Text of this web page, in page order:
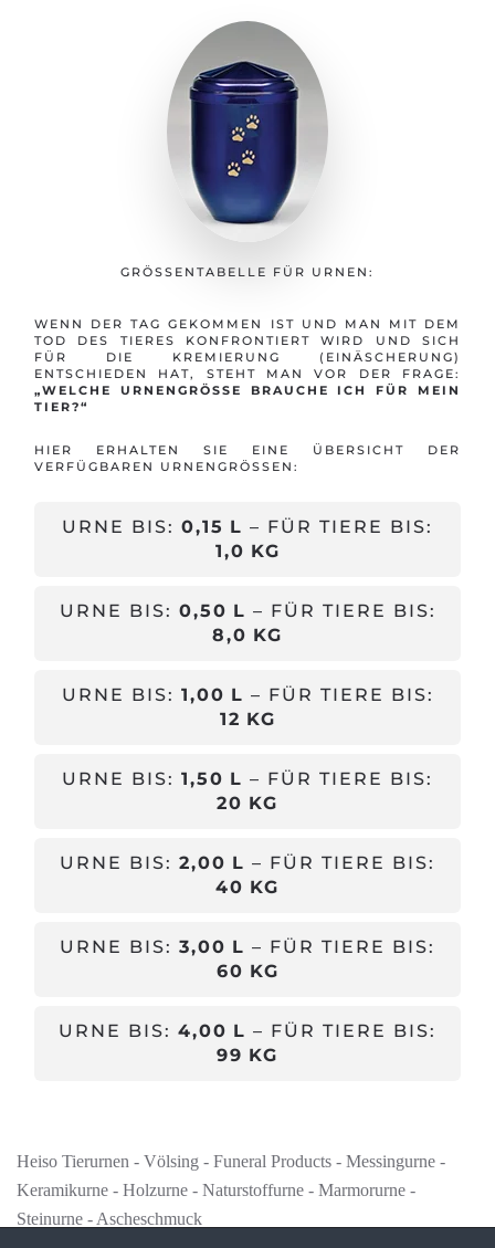
GRÖSSENTABELLE FÜR URNEN:
WENN DER TAG GEKOMMEN IST UND MAN MIT DEM
TOD DES TIERES KONFRONTIERT WIRD UND SICH
FÜR DIE KREMIERUNG (EINÄSCHERUNG)
ENTSCHIEDEN HAT, STEHT MAN VOR DER FRAGE:
„WELCHE URNENGRÖSSE BRAUCHE ICH FÜR MEIN T
IER?“
HIER ERHALTEN SIE EINE ÜBERSICHT DER
VERFÜGBAREN URNENGRÖSSEN:
URNE BIS: 0,15 L – FÜR TIERE BIS:
1,0 KG
URNE BIS: 0,50 L – FÜR TIERE BIS:
8,0 KG
URNE BIS: 1,00 L – FÜR TIERE BIS:
12 KG
URNE BIS: 1,50 L – FÜR TIERE BIS:
20 KG
URNE BIS: 2,00 L – FÜR TIERE BIS:
40 KG
URNE BIS: 3,00 L – FÜR TIERE BIS:
60 KG
URNE BIS: 4,00 L – FÜR TIERE BIS:
99 KG
Heiso Tierurnen - Völsing - Funeral Products - Messingurne -
Keramikurne - Holzurne - Naturstoffurne - Marmorurne -
Steinurne - Ascheschmuck